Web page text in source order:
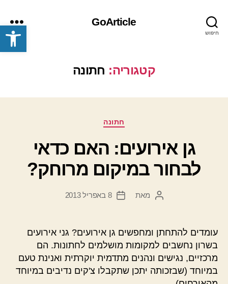
פתח סרגל נגישות חיפוש
GoArticle
תפריט
קטגוריה: חתונה
קטגוריותחתונה
גן אירועים: האם כדאי
לבחור במיקום מרוחק?
המחבר
מאת
תאריך
8 באפריל 2013
עומדים להתחתן ומחפשים גן אירועים? גני אירועים
בשרון נחשבים למקומות מושלמים לחתונות. הם
מרכזיים, נגישים ונהנים מתדמית יוקרתית ואנינת טעם
במיוחד (שבזכותה יתכן שתקבלו צ'קים נדיבים במיוחד